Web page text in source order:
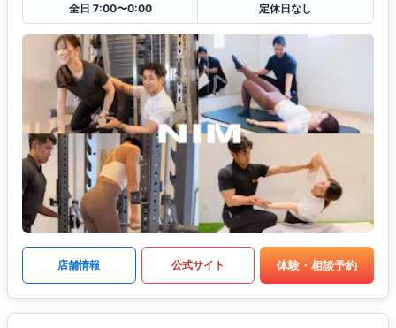
全日 7:00〜0:00
定休日なし
店舗情報 公式サイト 体験・相談予約